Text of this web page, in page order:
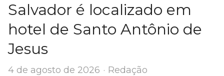
Salvador é localizado em
hotel de Santo Antônio de
Jesus
4 de agosto de 2026 Author
Redação